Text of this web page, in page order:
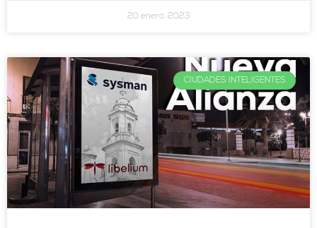
20 enero, 2023
CIUDADES INTELIGENTES